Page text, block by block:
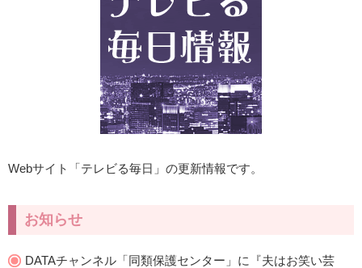
Webサイト「テレビる毎日」の更新情報です。
お知らせ
DATAチャンネル「同類保護センター」に『夫はお笑い芸